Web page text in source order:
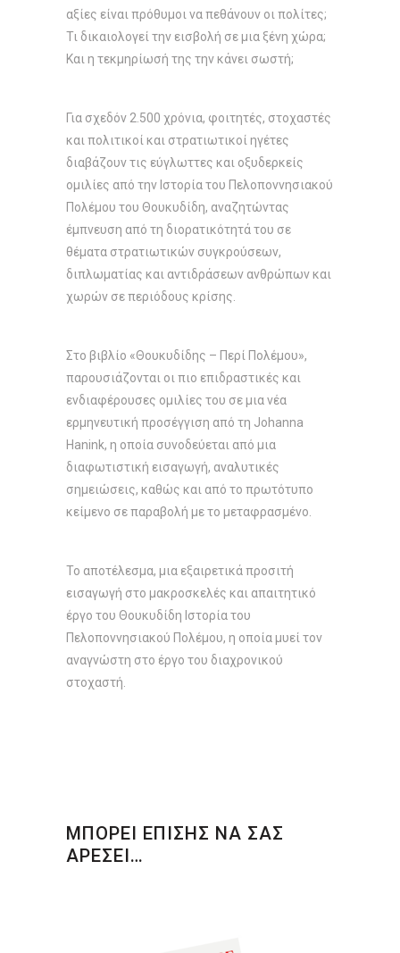
αξίες είναι πρόθυμοι να πεθάνουν οι πολίτες;
Τι δικαιολογεί την εισβολή σε μια ξένη χώρα;
Και η τεκμηρίωσή της την κάνει σωστή;
Για σχεδόν 2.500 χρόνια, φοιτητές, στοχαστές
και πολιτικοί και στρατιωτικοί ηγέτες
διαβάζουν τις εύγλωττες και οξυδερκείς
ομιλίες από την Ιστορία του Πελοποννησιακού
Πολέμου του Θουκυδίδη, αναζητώντας
έμπνευση από τη διορατικότητά του σε
θέματα στρατιωτικών συγκρούσεων,
διπλωματίας και αντιδράσεων ανθρώπων και
χωρών σε περιόδους κρίσης.
Στο βιβλίο «Θουκυδίδης – Περί Πολέμου»,
παρουσιάζονται οι πιο επιδραστικές και
ενδιαφέρουσες ομιλίες του σε μια νέα
ερμηνευτική προσέγγιση από τη Johanna
Hanink, η οποία συνοδεύεται από μια
διαφωτιστική εισαγωγή, αναλυτικές
σημειώσεις, καθώς και από το πρωτότυπο
κείμενο σε παραβολή με το μεταφρασμένο.
Το αποτέλεσμα, μια εξαιρετικά προσιτή
εισαγωγή στο μακροσκελές και απαιτητικό
έργο του Θουκυδίδη Ιστορία του
Πελοποννησιακού Πολέμου, η οποία μυεί τον
αναγνώστη στο έργο του διαχρονικού
στοχαστή.
ΜΠΟΡΕΙ ΕΠΙΣΗΣ ΝΑ ΣΑΣ
ΑΡΕΣΕΙ…